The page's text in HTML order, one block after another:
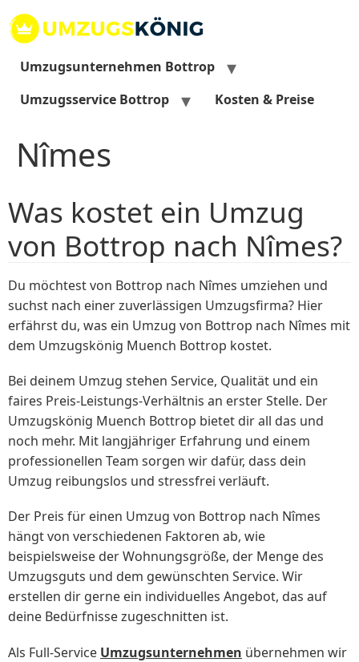
Inhalt
springen
Umzugsunternehmen Bottrop
Umzugsservice Bottrop
Kosten & Preise
Nîmes
Was kostet ein Umzug
von Bottrop nach Nîmes?
Du möchtest von Bottrop nach Nîmes umziehen und
suchst nach einer zuverlässigen Umzugsfirma? Hier
erfährst du, was ein Umzug von Bottrop nach Nîmes mit
dem Umzugskönig Muench Bottrop kostet.
Bei deinem Umzug stehen Service, Qualität und ein
faires Preis-Leistungs-Verhältnis an erster Stelle. Der
Umzugskönig Muench Bottrop bietet dir all das und
noch mehr. Mit langjähriger Erfahrung und einem
professionellen Team sorgen wir dafür, dass dein
Umzug reibungslos und stressfrei verläuft.
Der Preis für einen Umzug von Bottrop nach Nîmes
hängt von verschiedenen Faktoren ab, wie
beispielsweise der Wohnungsgröße, der Menge des
Umzugsguts und dem gewünschten Service. Wir
erstellen dir gerne ein individuelles Angebot, das auf
deine Bedürfnisse zugeschnitten ist.
Als Full-Service Umzugsunternehmen übernehmen wir